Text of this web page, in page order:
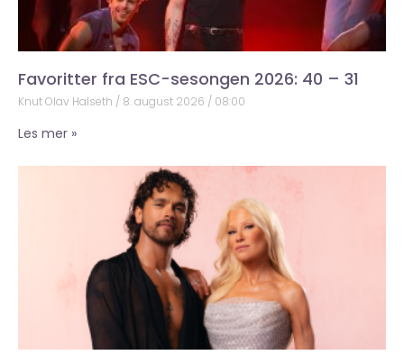
Favoritter fra ESC-sesongen 2026: 40 – 31
Knut Olav Halseth 8. august 2026 08:00
Les mer »